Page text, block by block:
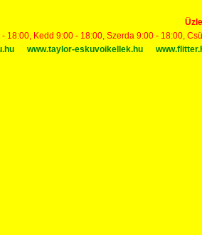
- 18:00, Kedd 9:00 - 18:00, Szerda 9:00 - 18:00,
www.taylor-eskuvoikellek.hu